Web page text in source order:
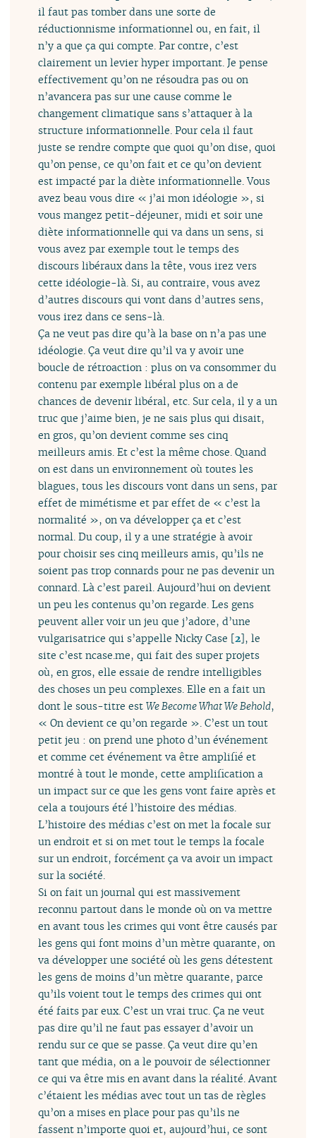
il faut pas tomber dans une sorte de
réductionnisme informationnel ou, en fait, il
n’y a que ça qui compte. Par contre, c’est
clairement un levier hyper important. Je pense
effectivement qu’on ne résoudra pas ou on
n’avancera pas sur une cause comme le
changement climatique sans s’attaquer à la
structure informationnelle. Pour cela il faut
juste se rendre compte que quoi qu’on dise, quoi
qu’on pense, ce qu’on fait et ce qu’on devient
est impacté par la diète informationnelle. Vous
avez beau vous dire « j’ai mon idéologie », si
vous mangez petit-déjeuner, midi et soir une
diète informationnelle qui va dans un sens, si
vous avez par exemple tout le temps des
discours libéraux dans la tête, vous irez vers
cette idéologie-là. Si, au contraire, vous avez
d’autres discours qui vont dans d’autres sens,
vous irez dans ce sens-là.
Ça ne veut pas dire qu’à la base on n’a pas une
idéologie. Ça veut dire qu’il va y avoir une
boucle de rétroaction : plus on va consommer du
contenu par exemple libéral plus on a de
chances de devenir libéral, etc. Sur cela, il y a un
truc que j’aime bien, je ne sais plus qui disait,
en gros, qu’on devient comme ses cinq
meilleurs amis. Et c’est la même chose. Quand
on est dans un environnement où toutes les
blagues, tous les discours vont dans un sens, par
effet de mimétisme et par effet de « c’est la
normalité », on va développer ça et c’est
normal. Du coup, il y a une stratégie à avoir
pour choisir ses cinq meilleurs amis, qu’ils ne
soient pas trop connards pour ne pas devenir un
connard. Là c’est pareil. Aujourd’hui on devient
un peu les contenus qu’on regarde. Les gens
peuvent aller voir un jeu que j’adore, d’une
vulgarisatrice qui s’appelle Nicky Case [2], le
site c’est ncase.me, qui fait des super projets
où, en gros, elle essaie de rendre intelligibles
des choses un peu complexes. Elle en a fait un
dont le sous-titre estWe Become What We Behold,
« On devient ce qu’on regarde ». C’est un tout
petit jeu : on prend une photo d’un événement
et comme cet événement va être amplifié et
montré à tout le monde, cette amplification a
un impact sur ce que les gens vont faire après et
cela a toujours été l’histoire des médias.
L’histoire des médias c’est on met la focale sur
un endroit et si on met tout le temps la focale
sur un endroit, forcément ça va avoir un impact
sur la société.
Si on fait un journal qui est massivement
reconnu partout dans le monde où on va mettre
en avant tous les crimes qui vont être causés par
les gens qui font moins d’un mètre quarante, on
va développer une société où les gens détestent
les gens de moins d’un mètre quarante, parce
qu’ils voient tout le temps des crimes qui ont
été faits par eux. C’est un vrai truc. Ça ne veut
pas dire qu’il ne faut pas essayer d’avoir un
rendu sur ce que se passe. Ça veut dire qu’en
tant que média, on a le pouvoir de sélectionner
ce qui va être mis en avant dans la réalité. Avant
c’étaient les médias avec tout un tas de règles
qu’on a mises en place pour pas qu’ils ne
fassent n’importe quoi et, aujourd’hui, ce sont